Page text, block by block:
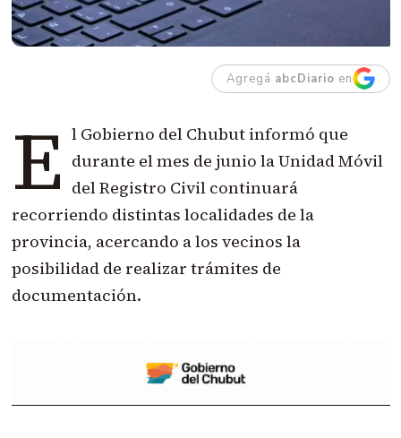
Agregá abcDiario en
E l Gobierno del Chubut informó que
durante el mes de junio la Unidad Móvil
del Registro Civil continuará
recorriendo distintas localidades de la
provincia, acercando a los vecinos la
posibilidad de realizar trámites de
documentación.